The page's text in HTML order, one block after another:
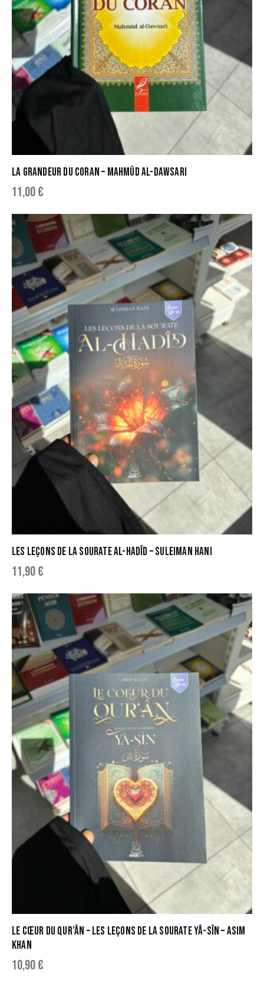
LA GRANDEUR DU CORAN – MAHMÛD AL-DAWSARI
11,00€
LES LEÇONS DE LA SOURATE AL-HADÎD – SULEIMAN HANI
11,90€
LE CŒUR DU QUR’ÂN – LES LEÇONS DE LA SOURATE YÂ-SÎN – ASIM
KHAN
10,90€